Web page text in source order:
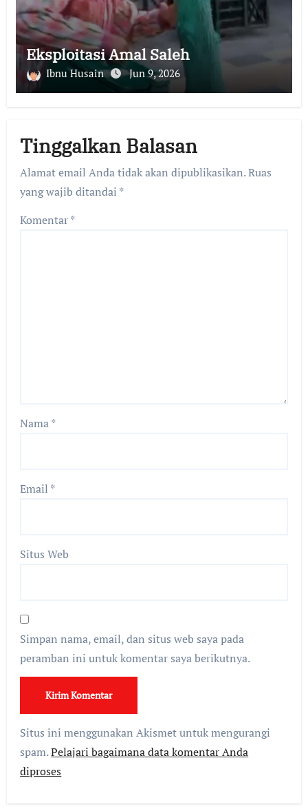
Eksploitasi Amal Saleh
Ibnu Husain Jun 9, 2026
Tinggalkan Balasan
Alamat email Anda tidak akan dipublikasikan.Ruas
yang wajib ditandai *
Komentar*
Nama*
Email *
Situs Web
Simpan nama, email, dan situs web saya pada
peramban ini untuk komentar saya berikutnya.
Situs ini menggunakan Akismet untuk mengurangi
spam.Pelajari bagaimana data komentar Anda
diproses